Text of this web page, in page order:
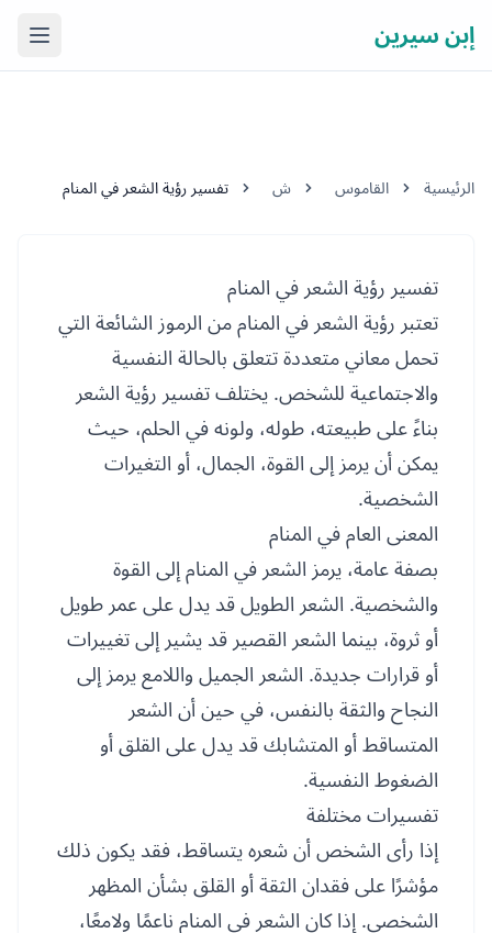
إبن سيرين فتح
الرئيسية القاموس ش تفسير رؤية الشعر في المنام
تفسير رؤية الشعر في المنام
تعتبر رؤية الشعر في المنام من الرموز الشائعة التي
تحمل معاني متعددة تتعلق بالحالة النفسية
والاجتماعية للشخص. يختلف تفسير رؤية الشعر
بناءً على طبيعته، طوله، ولونه في الحلم، حيث
يمكن أن يرمز إلى القوة، الجمال، أو التغيرات
الشخصية.
المعنى العام في المنام
بصفة عامة، يرمز الشعر في المنام إلى القوة
والشخصية. الشعر الطويل قد يدل على عمر طويل
أو ثروة، بينما الشعر القصير قد يشير إلى تغييرات
أو قرارات جديدة. الشعر الجميل واللامع يرمز إلى
النجاح والثقة بالنفس، في حين أن الشعر
المتساقط أو المتشابك قد يدل على القلق أو
الضغوط النفسية.
تفسيرات مختلفة
إذا رأى الشخص أن شعره يتساقط، فقد يكون ذلك
مؤشرًا على فقدان الثقة أو القلق بشأن المظهر
الشخصي. إذا كان الشعر في المنام ناعمًا ولامعًا،